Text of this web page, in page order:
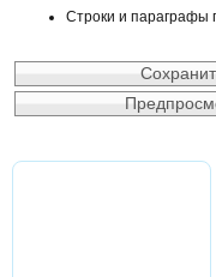
Строки и параграфы